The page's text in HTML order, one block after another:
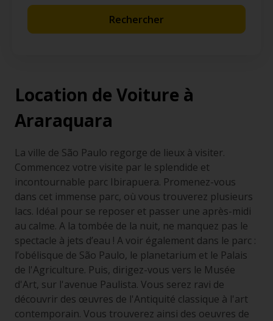
Rechercher
Location de Voiture à
Araraquara
La ville de São Paulo regorge de lieux à visiter.
Commencez votre visite par le splendide et
incontournable parc Ibirapuera. Promenez-vous
dans cet immense parc, où vous trouverez plusieurs
lacs. Idéal pour se reposer et passer une après-midi
au calme. A la tombée de la nuit, ne manquez pas le
spectacle à jets d’eau ! A voir également dans le parc :
l’obélisque de São Paulo, le planetarium et le Palais
de l'Agriculture. Puis, dirigez-vous vers le Musée
d'Art, sur l'avenue Paulista. Vous serez ravi de
découvrir des œuvres de l'Antiquité classique à l'art
contemporain. Vous trouverez ainsi des oeuvres de